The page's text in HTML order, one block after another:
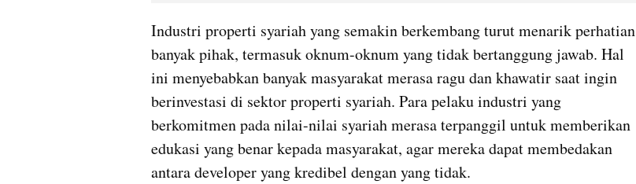
Industri properti syariah yang semakin berkembang turut menarik perhatian
banyak pihak, termasuk oknum-oknum yang tidak bertanggung jawab. Hal
ini menyebabkan banyak masyarakat merasa ragu dan khawatir saat ingin
berinvestasi di sektor properti syariah. Para pelaku industri yang
berkomitmen pada nilai-nilai syariah merasa terpanggil untuk memberikan
edukasi yang benar kepada masyarakat, agar mereka dapat membedakan
antara developer yang kredibel dengan yang tidak.